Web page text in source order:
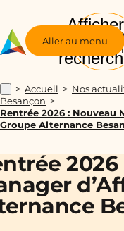
Aller au menu
Afficher
la
... Accueil Nos
Besançon
Rentrée 2026 : Nouveau
Groupe Alternance